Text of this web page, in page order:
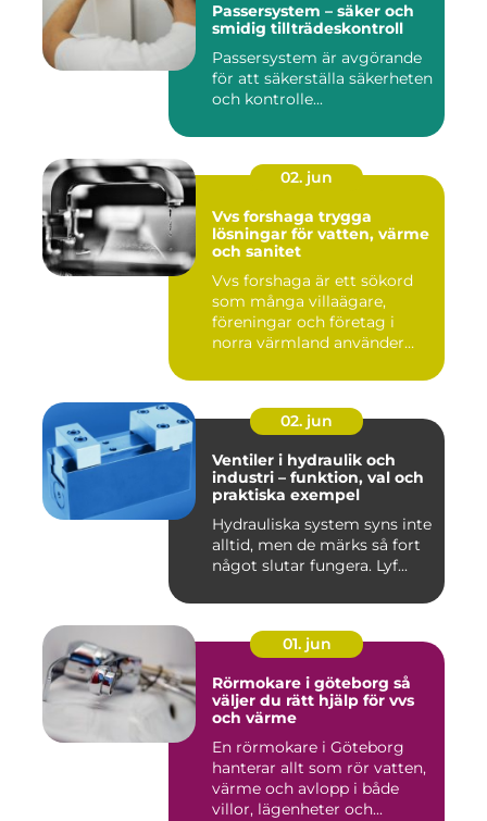
Passersystem – säker och
smidig tillträdeskontroll
Passersystem är avgörande
för att säkerställa säkerheten
och kontrolle...
02. jun
Vvs forshaga trygga
lösningar för vatten, värme
och sanitet
Vvs forshaga är ett sökord
som många villaägare,
föreningar och företag i
norra värmland använder
02. jun
Ventiler i hydraulik och
industri – funktion, val och
praktiska exempel
Hydrauliska system syns inte
alltid, men de märks så fort
något slutar fungera. Lyf...
01. jun
Rörmokare i göteborg så
väljer du rätt hjälp för vvs
och värme
En rörmokare i Göteborg
hanterar allt som rör vatten,
värme och avlopp i både
villor, lägenheter och...